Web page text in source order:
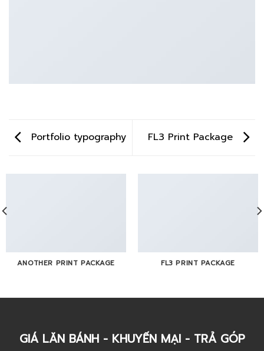
Portfolio typography FL3 Print Package
ANOTHER PRINT PACKAGE FL3 PRINT PACKAGE
GIÁ LĂN BÁNH - KHUYẾN MẠI - TRẢ GÓP